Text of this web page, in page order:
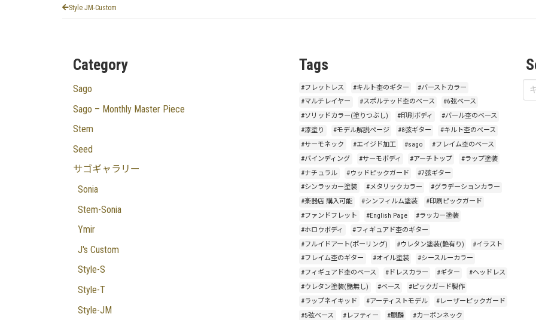
Style JM-Custom
Category
Sago
Sago – Monthly Master Piece
Stem
Seed
サゴギャラリー
Sonia
Stem-Sonia
Ymir
J's Custom
Style-S
Style-T
Style-JM
Tags
#フレットレス #キルト杢のギター
#バーストカラー
#マルチレイヤー
#スポルテッド杢のベース
#6弦ベース
#ソリッドカラー(塗りつぶし)
#印刷ボディ
#バール杢のベース
#漆塗り
#モデル解説ページ #8弦ギター
#キルト杢のベース
#サーモネック
#エイジド加工 #sago
#フレイム杢のベース
#バインディング
#サーモボディ #アーチトップ
#ラップ塗装
#ナチュラル
#ウッドピックガード
#7弦ギター
#シンラッカー塗装
#メタリックカラー
#グラデーションカラー
#楽器店 購入可能
#シンフィルム塗装
#印刷ピックガード
#ファンドフレット
#English Page
#ラッカー塗装
#ホロウボディ
#フィギュアド杢のギター
#フルイドアート(ポーリング)
#ウレタン塗装(艶有り)
#イラスト
#フレイム杢のギター
#オイル塗装
#シースルーカラー
#フィギュアド杢のベース
#ドレスカラー #ギター
#ヘッドレス
#ウレタン塗装(艶無し)
#ベース
#ピックガード製作
#ラップネイキッド
#アーティストモデル
#レーザーピックガード
#5弦ベース
#レフティー #麒麟
#カーボンネック